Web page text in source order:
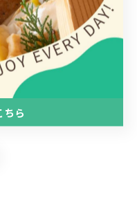
ら
ちら